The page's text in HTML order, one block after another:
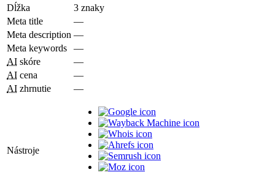
Dĺžka
3 znaky
Meta title
—
Meta description —
Meta keywords
—
AI skóre
—
AI cena
—
AI zhrnutie —
Nástroje